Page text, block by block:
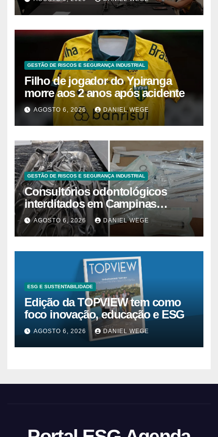
Brasil
GESTÃO DE RISCOS E SEGURANÇA INDUSTRIAL
Filho de jogador do Ypiranga
morre aos 2 anos após acidente
AGOSTO 6, 2026 DANIEL WEGE
GESTÃO DE RISCOS E SEGURANÇA INDUSTRIAL
Consultórios odontológicos
interditados em Campinas
superam 2025
AGOSTO 6, 2026 DANIEL WEGE
ESG E SUSTENTABILIDADE
Edição da TOPVIEW tem como
foco inovação, educação e ESG
AGOSTO 6, 2026 DANIEL WEGE